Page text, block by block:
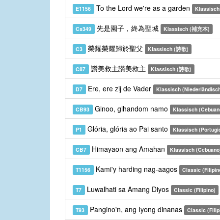
E1156 To the Lord we're as a garden Klassisch
Cs349 先是園子，終為聖城 Klassisch (補充本)
C3 榮耀榮耀歸於聖父 Klassisch (詩歌)
C87 讚美救主讚美救主 Klassisch (詩歌)
D7 Ere, ere zij de Vader Klassisch
CB93 Ginoo, gihandom namo Klassisch
P1 Glória, glória ao Pai santo Klassisch
CB7 Himayaon ang Amahan Klassisch
T1156 Kami'y harding nag-aagos Classic
T7 Luwalhati sa Amang Diyos Classic (Filipino)
T93 Pangino'n, ang Iyong dinanas Classic